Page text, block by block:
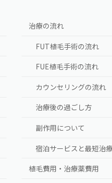
治療の流れ
FUT植毛手術の流れ
FUE植毛手術の流れ
カウンセリングの流れ
治療後の過ごし方
副作用について
宿泊サービスと最短治
植毛費用・治療薬費用